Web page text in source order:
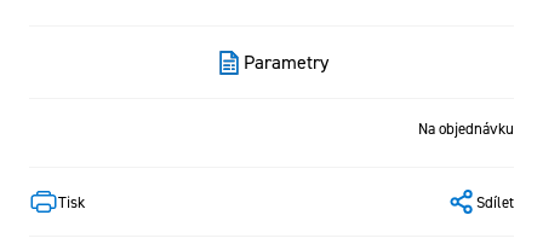
Tisk Sdílet
Na objednávku
Parametry